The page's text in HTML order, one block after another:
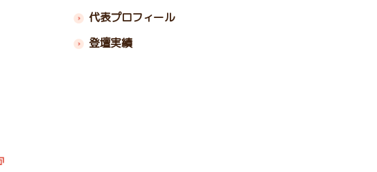
代表プロフィール
登壇実績